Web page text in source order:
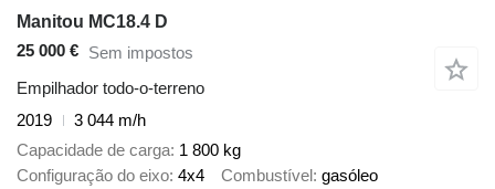
Manitou MC18.4 D
25 000 € Sem impostos
Empilhador todo-o-terreno
2019
3 044 m/h
Capacidade de carga 1 800 kg
Configuração do eixo 4x4 Combustível gasóleo